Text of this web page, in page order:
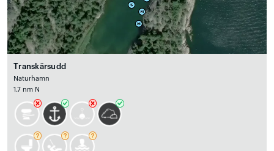
Transkärsudd
Naturhamn
1.7 nm N